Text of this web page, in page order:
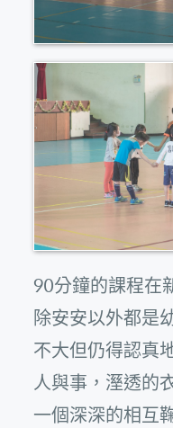
90分鐘的課程在
除安安以外都是
不大但仍得認真
人與事，溼透的
一個深深的相互